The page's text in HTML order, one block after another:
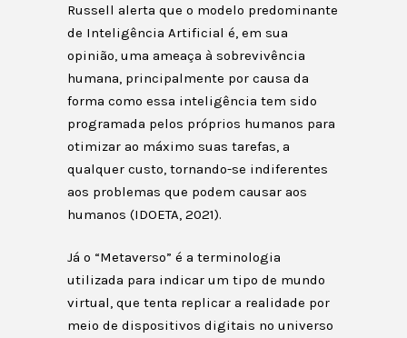
Russell alerta que o modelo predominante
de Inteligência Artificial é, em sua
opinião, uma ameaça à sobrevivência
humana, principalmente por causa da
forma como essa inteligência tem sido
programada pelos próprios humanos para
otimizar ao máximo suas tarefas, a
qualquer custo, tornando-se indiferentes
aos problemas que podem causar aos
humanos (IDOETA, 2021).
Já o “Metaverso” é a terminologia
utilizada para indicar um tipo de mundo
virtual, que tenta replicar a realidade por
meio de dispositivos digitais no universo